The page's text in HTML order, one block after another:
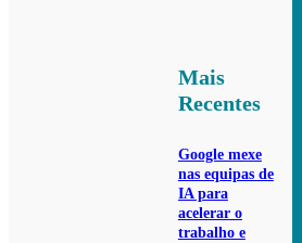
Mais
Recentes
Google mexe
nas equipas de
IA para
acelerar o
trabalho e